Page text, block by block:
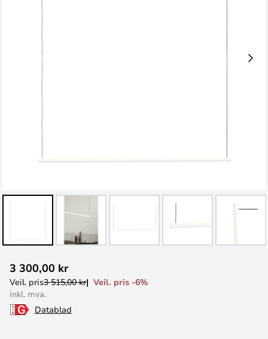
til
begynnelsen
av
bildegalleri
3 300,00 kr
Veil. pris3 515,00 kr
Veil. pris -6%
inkl. mva.
Datablad